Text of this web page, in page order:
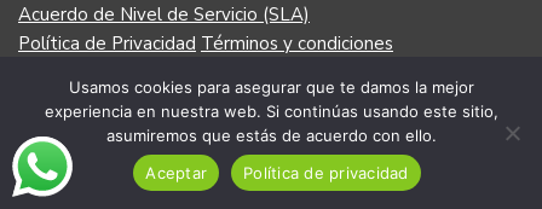
Acuerdo de Nivel de Servicio (SLA)
Política de Privacidad Términos y condiciones
Aceptamos MasterCard, Visa, Paypal, Google Pay y Apple
Usamos cookies para asegurar que te damos la mejor
experiencia en nuestra web. Si continúas usando este sitio,
asumiremos que estás de acuerdo con ello.
Aceptar
Política de privacidad